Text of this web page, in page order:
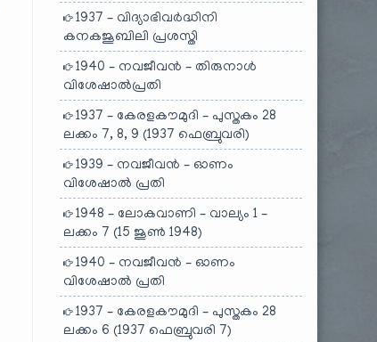
1937 – വിദ്യാഭിവർദ്ധിനി
കനകജൂബിലി പ്രശസ്തി
1940 – നവജീവൻ – തിരുനാൾ
വിശേഷാൽപ്രതി
1937 – കേരളകൗമുദി – പുസ്തകം 28
ലക്കം 7, 8, 9 (1937 ഫെബ്രുവരി)
1939 – നവജീവൻ – ഓണം
വിശേഷാൽ പ്രതി
1948 – ലോകവാണി – വാല്യം 1 –
ലക്കം 7 (15 ജൂൺ 1948)
1940 – നവജീവൻ – ഓണം
വിശേഷാൽ പ്രതി
1937 – കേരളകൗമുദി – പുസ്തകം 28
ലക്കം 6 (1937 ഫെബ്രുവരി 7)